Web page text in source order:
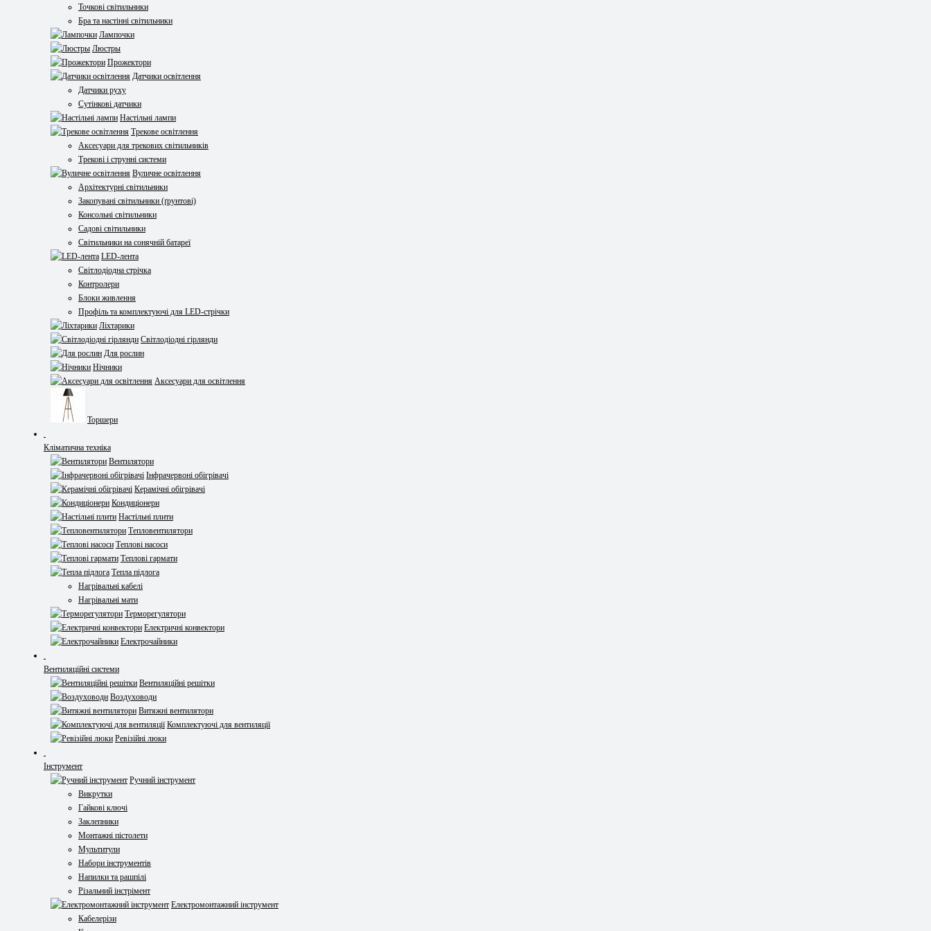
Точкові світильники
Бра та настінні світильники
Лампочки
Люстры
Прожектори
Датчики освітлення
Датчики руху
Сутінкові датчики
Настільні лампи
Трекове освітлення
Аксесуари для трекових світильників
Трекові і струнні системи
Вуличне освітлення
Архітектурні світильники
Закопувані світильники (ґрунтові)
Консольні світильники
Садові світильники
Світильники на сонячній батареї
LED-лента
Світлодіодна стрічка
Контролери
Блоки живлення
Профіль та комплектуючі для LED-стрічки
Ліхтарики
Світлодіодні гірлянди
Для рослин
Нічники
Аксесуари для освітлення
Торшери
Кліматична техніка
Вентилятори
Інфрачервоні обігрівачі
Керамічні обігрівачі
Кондиціонери
Настільні плити
Тепловентилятори
Теплові насоси
Теплові гармати
Тепла підлога
Нагрівальні кабелі
Нагрівальні мати
Терморегулятори
Електричні конвектори
Електрочайники
Вентиляційні системи
Вентиляційні решітки
Воздуховоди
Витяжні вентилятори
Комплектуючі для вентиляції
Ревізійні люки
Інструмент
Ручний інструмент
Викрутки
Гайкові ключі
Заклепники
Монтажні пістолети
Мультитули
Набори інструментів
Напилки та рашпілі
Різальний інстрімент
Електромонтажний інструмент
Кабелерізи